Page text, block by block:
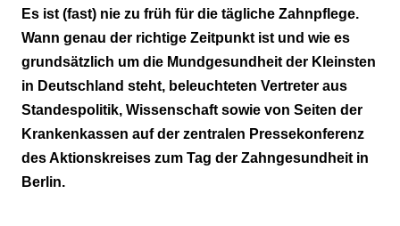
Kleine Gruppe trägt große Karieslast
Kinderärzte als Wissensvermitter
Es ist (fast) nie zu früh für die tägliche Zahnpflege.
Wann genau der richtige Zeitpunkt ist und wie es
grundsätzlich um die Mundgesundheit der Kleinsten
in Deutschland steht, beleuchteten Vertreter aus
Standespolitik, Wissenschaft sowie von Seiten der
Krankenkassen auf der zentralen Pressekonferenz
des Aktionskreises zum Tag der Zahngesundheit in
Berlin.